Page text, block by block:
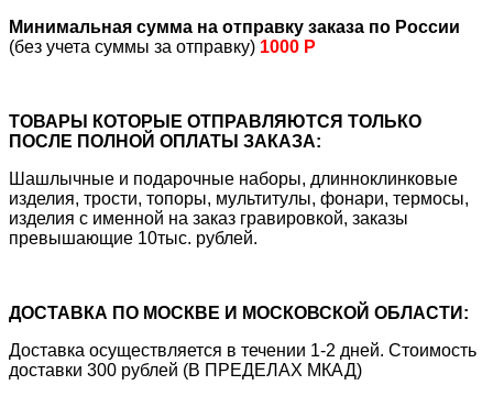
Минимальная сумма на отправку заказа по России
(без учета суммы за отправку) 1000 Р
ТОВАРЫ КОТОРЫЕ ОТПРАВЛЯЮТСЯ ТОЛЬКО
ПОСЛЕ ПОЛНОЙ ОПЛАТЫ ЗАКАЗА:
Шашлычные и подарочные наборы, длинноклинковые
изделия, трости, топоры, мультитулы, фонари, термосы,
изделия с именной на заказ гравировкой, заказы
превышающие 10тыс. рублей.
ДОСТАВКА ПО МОСКВЕ И МОСКОВСКОЙ ОБЛАСТИ:
Доставка осуществляется в течении 1-2 дней. Стоимость
доставки 300 рублей (В ПРЕДЕЛАХ МКАД)